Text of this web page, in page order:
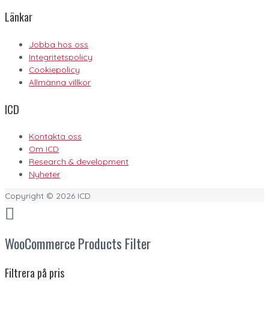
Länkar
Jobba hos oss
Integritetspolicy
Cookiepolicy
Allmänna villkor
ICD
Kontakta oss
Om ICD
Research & development
Nyheter
Copyright © 2026 ICD
WooCommerce Products Filter
Filtrera på pris